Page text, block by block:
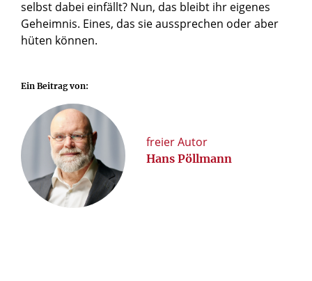
selbst dabei einfällt? Nun, das bleibt ihr eigenes
Geheimnis. Eines, das sie aussprechen oder aber
hüten können.
Ein Beitrag von:
freier Autor
Hans Pöllmann